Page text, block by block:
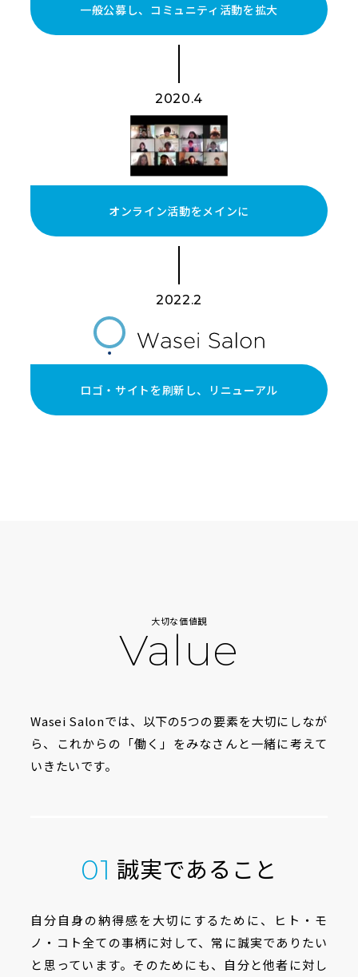
一般公募し、コミュニティ活動を拡大
2020.4
オンライン活動をメインに
2022.2
ロゴ・サイトを刷新し、リニューアル
大切な価値観
Value
Wasei Salonでは、以下の5つの要素を大切にしなが
ら、
これからの「働く」をみなさんと一緒に考えて
いきたいです。
01 誠実であること
自分自身の納得感を大切にするために、ヒト・モ
ノ・コト全ての事柄に対して、常に誠実でありたい
と思っています。そのためにも、自分と他者に対し